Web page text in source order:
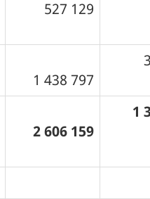
527 129
1 438 797
2 606 159
1